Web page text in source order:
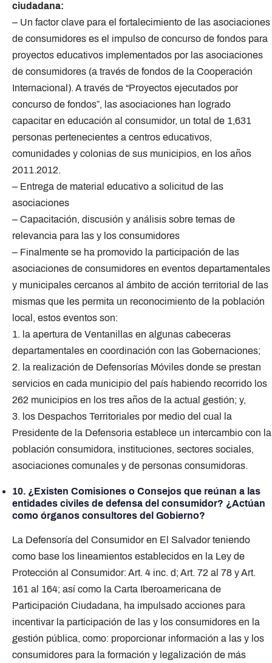
ciudadana:
– Un factor clave para el fortalecimiento de las asociaciones
de consumidores es el impulso de concurso de fondos para
proyectos educativos implementados por las asociaciones
de consumidores (a través de fondos de la Cooperación
Internacional). A través de “Proyectos ejecutados por
concurso de fondos”, las asociaciones han logrado
capacitar en educación al consumidor, un total de 1,631
personas pertenecientes a centros educativos,
comunidades y colonias de sus municipios, en los años
2011.2012.
– Entrega de material educativo a solicitud de las
asociaciones
– Capacitación, discusión y análisis sobre temas de
relevancia para las y los consumidores
– Finalmente se ha promovido la participación de las
asociaciones de consumidores en eventos departamentales
y municipales cercanos al ámbito de acción territorial de las
mismas que les permita un reconocimiento de la población
local, estos eventos son:
1. la apertura de Ventanillas en algunas cabeceras
departamentales en coordinación con las Gobernaciones;
2. la realización de Defensorías Móviles donde se prestan
servicios en cada municipio del país habiendo recorrido los
262 municipios en los tres años de la actual gestión; y,
3. los Despachos Territoriales por medio del cual la
Presidente de la Defensoria establece un intercambio con la
población consumidora, instituciones, sectores sociales,
asociaciones comunales y de personas consumidoras.
10. ¿Existen Comisiones o Consejos que reúnan a las
entidades civiles de defensa del consumidor? ¿Actúan
como órganos consultores del Gobierno?
La Defensoría del Consumidor en El Salvador teniendo
como base los lineamientos establecidos en la Ley de
Protección al Consumidor: Art. 4 inc. d; Art. 72 al 78 y Art.
161 al 164; así como la Carta Iberoamericana de
Participación Ciudadana, ha impulsado acciones para
incentivar la participación de las y los consumidores en la
gestión pública, como: proporcionar información a las y los
consumidores para la formación y legalización de más